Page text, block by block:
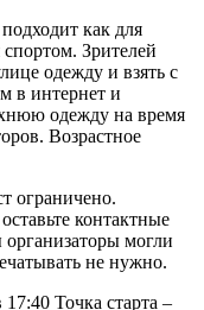
как для
спортом. Зрителей
одежду и взять с
в интернет и
одежду на время
Возрастное
ограничено.
контактные
могли
не нужно.
Точка старта –